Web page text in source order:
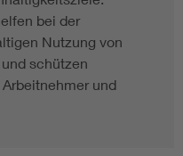
bei der
Nutzung von
schützen
und